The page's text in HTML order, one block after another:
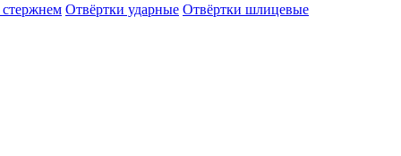
Отвёртки ударные Отвёртки шлицевые